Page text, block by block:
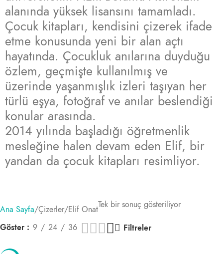
alanında yüksek lisansını tamamladı.
Çocuk kitapları, kendisini çizerek ifade
etme konusunda yeni bir alan açtı
hayatında. Çocukluk anılarına duyduğu
özlem, geçmişte kullanılmış ve
üzerinde yaşanmışlık izleri taşıyan her
türlü eşya, fotoğraf ve anılar beslendiği
konular arasında.
2014 yılında başladığı öğretmenlik
mesleğine halen devam eden Elif, bir
yandan da çocuk kitapları resimliyor.
Ana Sayfa Çizerler Elif OnatTek bir sonuç gösteriliyor
Göster 9 24 36 Filtreler